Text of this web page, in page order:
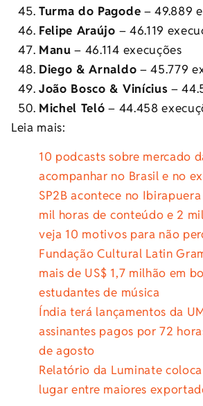
Turma do Pagode – 49.889
Felipe Araújo – 46.119
Manu – 46.114 execuções
Diego & Arnaldo – 45.779
João Bosco & Vinícius –
Michel Teló – 44.458
Leia mais:
10 podcasts sobre mercado
acompanhar no Brasil e no
SP2B acontece no
mil horas de conteúdo e 2
veja 10 motivos para não
Fundação Cultural Latin
mais de US$ 1,7 milhão em
estudantes de música
Índia terá lançamentos da
assinantes pagos por 72
de agosto
Relatório da Luminate
lugar entre maiores